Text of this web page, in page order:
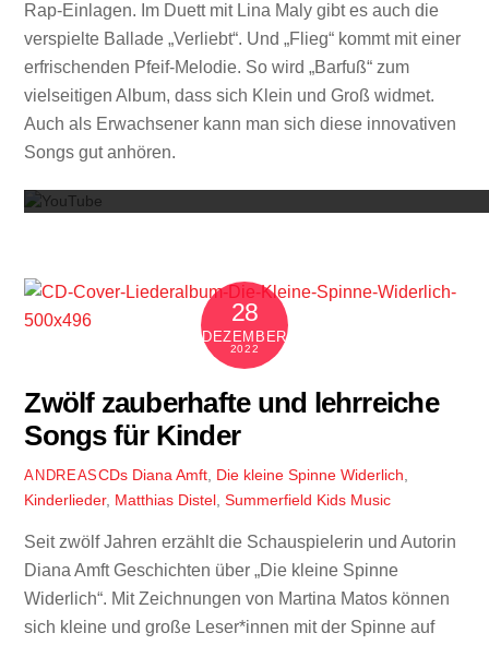
Rap-Einlagen. Im Duett mit Lina Maly gibt es auch die
verspielte Ballade „Verliebt“. Und „Flieg“ kommt mit einer
erfrischenden Pfeif-Melodie. So wird „Barfuß“ zum
vielseitigen Album, dass sich Klein und Groß widmet.
Auch als Erwachsener kann man sich diese innovativen
Songs gut anhören.
Mit
28
DEZEMBER
2022
Zwölf zauberhafte und lehrreiche
Songs für Kinder
ANDREASCDs Diana Amft, Die kleine Spinne Widerlich
Kinderlieder, Matthias Distel ,Summerfield Kids Music
Seit zwölf Jahren erzählt die Schauspielerin und Autorin
Diana Amft Geschichten über „Die kleine Spinne
Widerlich“. Mit Zeichnungen von Martina Matos können
sich kleine und große Leser*innen mit der Spinne auf